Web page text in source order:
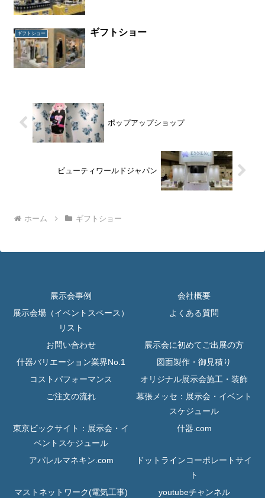
ギフトショー ギフトショー
ポップアップショップ
ビューティワールドジャパン
ホーム ギフトショー
展示会事例
会社概要
展示会場（イベントスペース）
リスト
よくある質問
お問い合わせ
展示会に初めてご出展の方
什器バリエーション業界No.1
図面製作・御見積り
コストパフォーマンス
オリジナル展示会施工・装飾
ご注文の流れ
幕張メッセ：展示会・イベント
スケジュール
東京ビックサイト：展示会・イ
ベントスケジュール
什器.com
アパレルマネキン.com
ドットラインコーポレートサイ
ト
マストネットワーク(電気工事)
youtubeチャンネル